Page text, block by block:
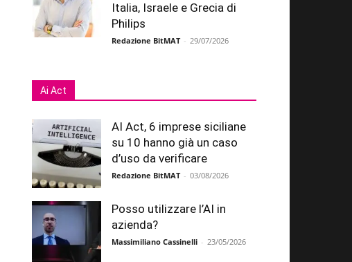
Italia, Israele e Grecia di
Philips
Redazione BitMAT - 29/07/2026
Ai Act
AI Act, 6 imprese siciliane
su 10 hanno già un caso
d’uso da verificare
Redazione BitMAT - 03/08/2026
Posso utilizzare l’AI in
azienda?
Massimiliano Cassinelli - 23/05/2026